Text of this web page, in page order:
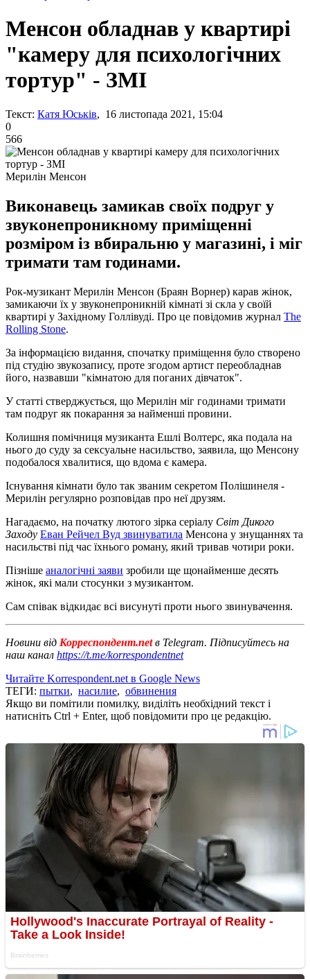
Менсон обладнав у квартирі
"камеру для психологічних
тортур" - ЗМІ
Текст: Катя Юськів, 16 листопада 2021, 15:04
0
566
Мерилін Менсон
Виконавець замикав своїх подруг у
звуконепроникному приміщенні
розміром із вбиральню у магазині, і міг
тримати там годинами.
Рок-музикант Мерилін Менсон (Браян Ворнер) карав жінок,
замикаючи їх у звуконепроникній кімнаті зі скла у своїй
квартирі у Західному Голлівуді. Про це повідомив журнал The
Rolling Stone.
За інформацією видання, спочатку приміщення було створено
під студію звукозапису, проте згодом артист переобладнав
його, назвавши "кімнатою для поганих дівчаток".
У статті стверджується, що Мерилін міг годинами тримати
там подруг як покарання за найменші провини.
Колишня помічниця музиканта Ешлі Волтерс, яка подала на
нього до суду за сексуальне насильство, заявила, що Менсону
подобалося хвалитися, що вдома є камера.
Існування кімнати було так званим секретом Полішинеля -
Мерилін регулярно розповідав про неї друзям.
Нагадаємо, на початку лютого зірка серіалу Світ Дикого
Заходу Еван Рейчел Вуд звинуватила Менсона у знущаннях та
насильстві під час їхнього роману, який тривав чотири роки.
Пізніше аналогічні заяви зробили ще щонайменше десять
жінок, які мали стосунки з музикантом.
Сам співак відкидає всі висунуті проти нього звинувачення.
Новини від Корреспондент.netв Telegram. Підписуйтесь на
наш канал https://t.me/korrespondentnet
Читайте Korrespondent.net в Google News
ТЕГИ: пытки, насилие, обвинения
Якщо ви помітили помилку, виділіть необхідний текст і
натисніть Ctrl + Enter, щоб повідомити про це редакцію.